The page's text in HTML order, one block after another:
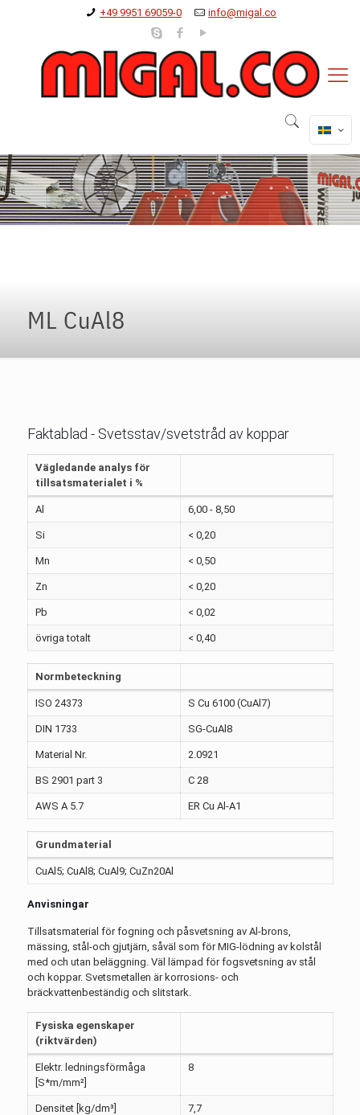
+49 9951 69059-0 info@migal.co
ML CuAl8
Faktablad - Svetsstav/svetstråd av koppar
Vägledande analys för
tillsatsmaterialet i %
Al 6,00 - 8,50
Si < 0,20
Mn < 0,50
Zn < 0,20
Pb < 0,02
övriga totalt < 0,40
Normbeteckning
ISO 24373 S Cu 6100 (CuAl7)
DIN 1733 SG-CuAl8
Material Nr. 2.0921
BS 2901 part 3 C 28
AWS A 5.7 ER Cu Al-A1
Grundmaterial
CuAl5; CuAl8; CuAl9; CuZn20Al
Anvisningar
Tillsatsmaterial för fogning och påsvetsning av Al-brons,
mässing, stål-och gjutjärn, såväl som för MIG-lödning av kolstål
med och utan beläggning. Väl lämpad för fogsvetsning av stål
och koppar. Svetsmetallen är korrosions- och
bräckvattenbeständig och slitstark.
Fysiska egenskaper
(riktvärden)
Elektr. ledningsförmåga
[S*m/mm²]
8
Densitet [kg/dm³] 7,7